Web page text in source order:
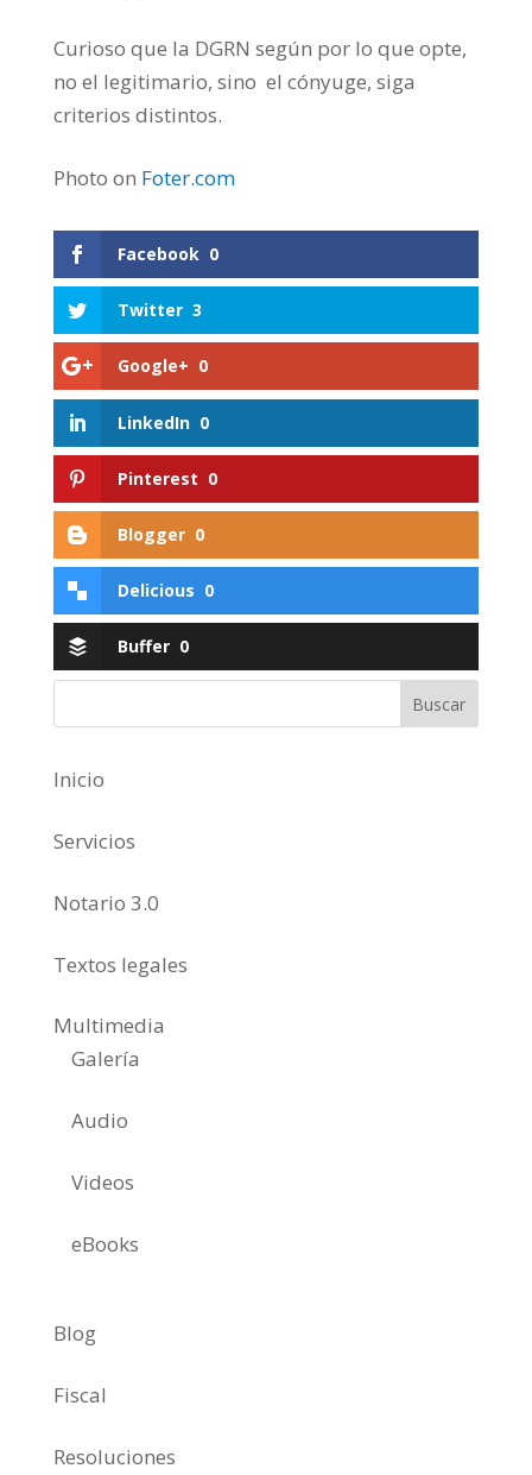
Curioso que la DGRN según por lo que opte,
no el legitimario, sino el cónyuge, siga
criterios distintos.
Photo on Foter.com
Facebook 0
Twitter 3
Google+ 0
LinkedIn 0
Pinterest 0
Blogger 0
Delicious 0
Buffer 0
Inicio
Servicios
Notario 3.0
Textos legales
Multimedia
Galería
Audio
Videos
eBooks
Blog
Fiscal
Resoluciones